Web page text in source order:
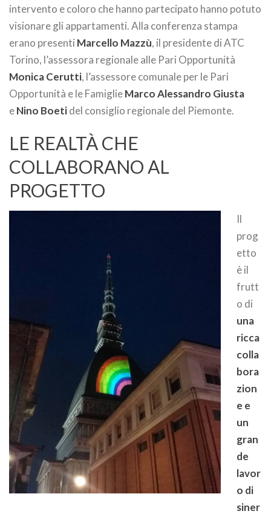
intervento e coloro che hanno partecipato hanno potuto
visionare gli appartamenti. Alla conferenza stampa
erano presenti Marcello Mazzù, il presidente di ATC
Torino, l’assessora regionale alle Pari Opportunità
Monica Cerutti, l’assessore comunale per le Pari
Opportunità e le FamiglieMarco Alessandro Giusta
eNino Boetidel consiglio regionale del Piemonte.
LE REALTÀ CHE
COLLABORANO AL
PROGETTO
Il
prog
etto
è il
frutt
o di
una
ricca
colla
bora
zion
e e
un
gran
de
lavor
o di
siner